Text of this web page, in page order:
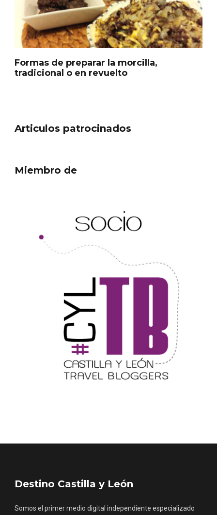
Formas de preparar la morcilla,
tradicional o en revuelto
Articulos patrocinados
Miembro de
Destino Castilla y León
Somos el primer medio digital independiente especializado
2026